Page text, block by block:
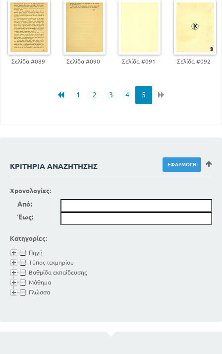
Σελίδα #089 Σελίδα #090 Σελίδα #091 Σελίδα #092
1 2 3 4 5
ΚΡΙΤΉΡΙΑ ΑΝΑΖΉΤΗΣΗΣ
Χρονολογίες:
Από:
Έως:
Κατηγορίες:
Πηγή
Τύπος τεκμηρίου
Βαθμίδα εκπαίδευσης
Μάθημα
Γλώσσα